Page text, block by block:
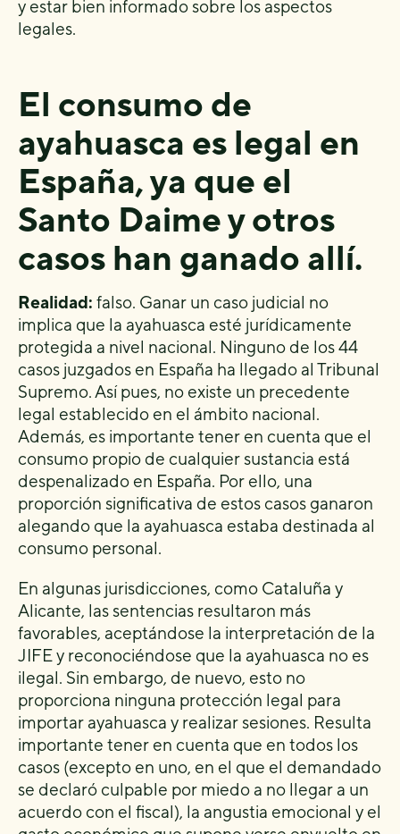
y estar bien informado sobre los aspectos
legales.
El consumo de
ayahuasca es legal en
España, ya que el
Santo Daime y otros
casos han ganado allí.
Realidad: falso. Ganar un caso judicial no
implica que la ayahuasca esté jurídicamente
protegida a nivel nacional. Ninguno de los 44
casos juzgados en España ha llegado al Tribunal
Supremo. Así pues, no existe un precedente
legal establecido en el ámbito nacional.
Además, es importante tener en cuenta que el
consumo propio de cualquier sustancia está
despenalizado en España. Por ello, una
proporción significativa de estos casos ganaron
alegando que la ayahuasca estaba destinada al
consumo personal.
En algunas jurisdicciones, como Cataluña y
Alicante, las sentencias resultaron más
favorables, aceptándose la interpretación de la
JIFE y reconociéndose que la ayahuasca no es
ilegal. Sin embargo, de nuevo, esto no
proporciona ninguna protección legal para
importar ayahuasca y realizar sesiones. Resulta
importante tener en cuenta que en todos los
casos (excepto en uno, en el que el demandado
se declaró culpable por miedo a no llegar a un
acuerdo con el fiscal), la angustia emocional y el